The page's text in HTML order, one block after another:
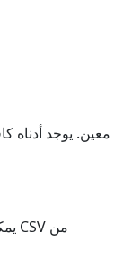
يمكنك تنزيل البيانات المجانية الكاملة بتنسيق CSV من